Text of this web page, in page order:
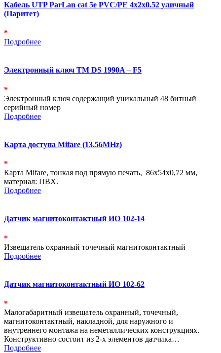
Кабель UTP ParLan cat 5e PVC/PE 4х2х0.52 уличный
(Паритет)
*
Подробнее
Электронный ключ ТМ DS 1990A – F5
*
Электронный ключ содержащий уникальный 48 битный
серийный номер
Подробнее
Карта доступа Mifare (13.56MHz)
*
Карта Mifare, тонкая под прямую печать, 86х54х0,72 мм,
материал: ПВХ.
Подробнее
Датчик магнитоконтактный ИО 102-14
*
Извещатель охранный точечный магнитоконтактный
Подробнее
Датчик магнитоконтактный ИО 102-62
*
Малогабаритный извещатель охранный, точечный,
магнитоконтактный, накладной, для наружного и
внутреннего монтажа на неметаллических конструкциях.
Конструктивно состоит из 2-х элементов датчика…
Подробнее